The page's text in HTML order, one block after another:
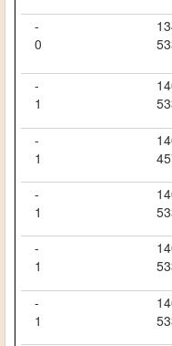
-
0
-
1
-
1
-
1
-
1
-
1